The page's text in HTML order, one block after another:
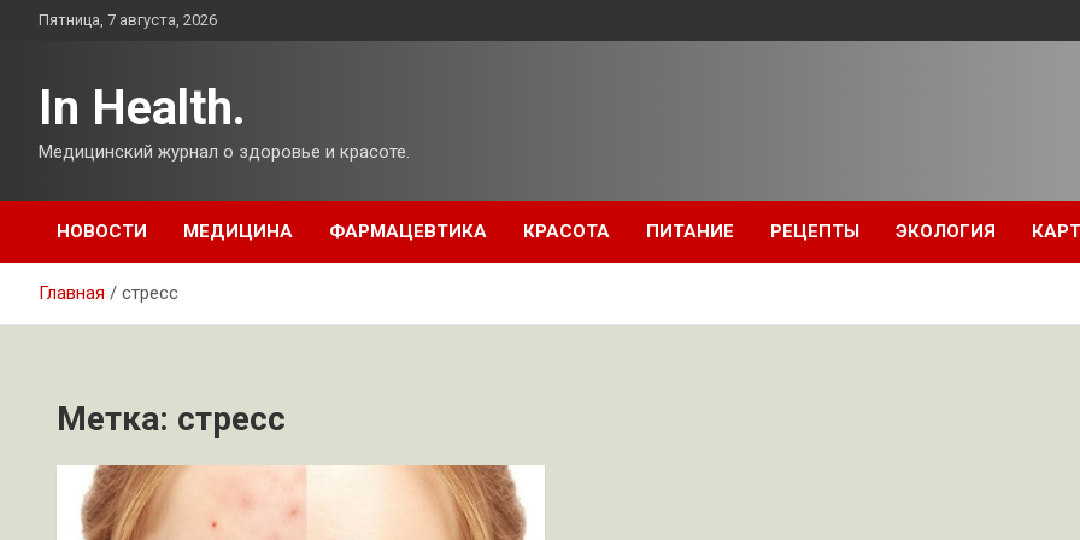
ПерейтиПятница, 7 августа, 2026
In Health.
Медицинский журнал о здоровье и красоте.
НОВОСТИ МЕДИЦИНА ФАРМАЦЕВТИКА КРАСОТА ПИТАНИЕ РЕЦЕПТЫ ЭКОЛОГИЯ
Главная стресс
Метка: стресс